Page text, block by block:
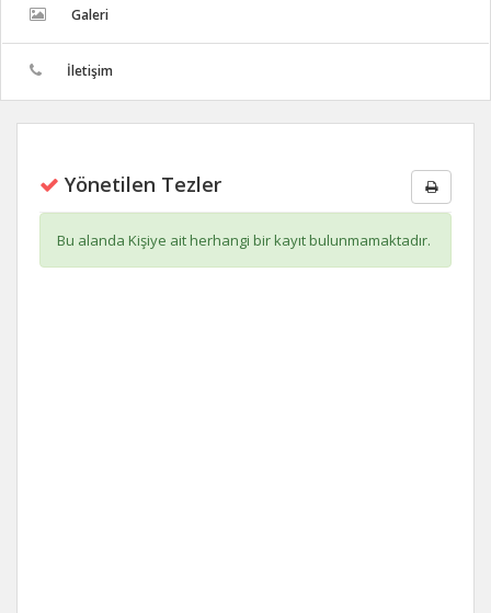
Galeri
İletişim
Yönetilen Tezler
Bu alanda Kişiye ait herhangi bir kayıt bulunmamaktadır.